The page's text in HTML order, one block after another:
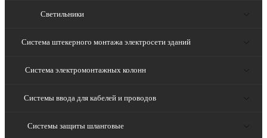
Светильники
Система штекерного монтажа электросети зданий
Система электромонтажных колонн
Системы ввода для кабелей и проводов
Системы защиты шланговые